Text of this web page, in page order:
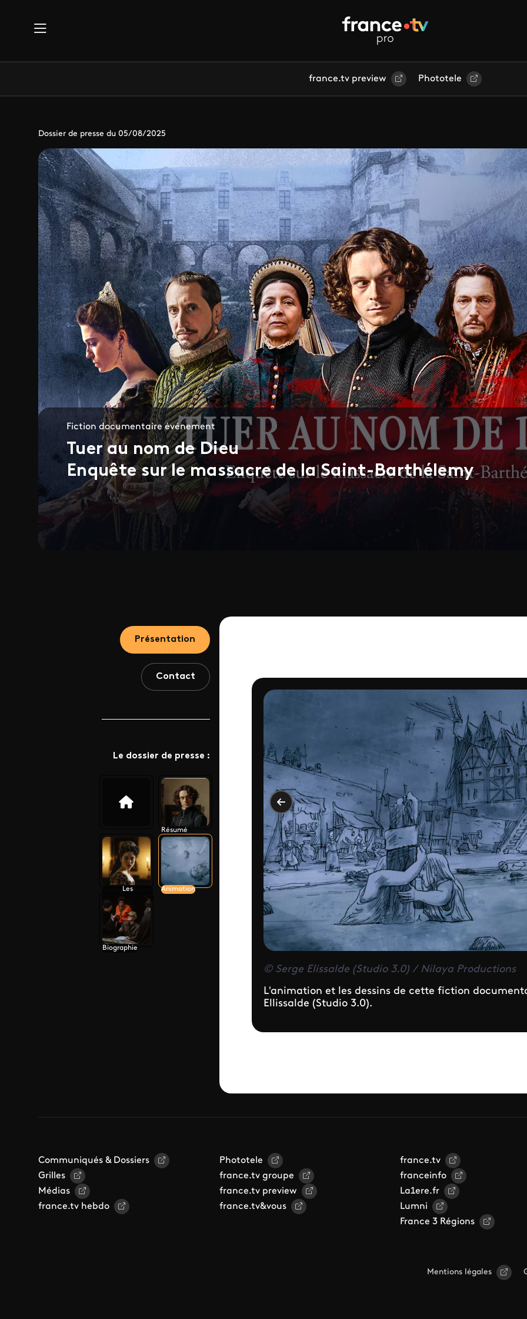
france.tv preview Phototele
Dossier de presse du 05/08/2025
Fiction documentaire événement
Tuer au nom de Dieu
Enquête sur le massacre de la Saint-Barthélemy
Présentation
Contact
Le dossier de presse :
Résumé
Les
personnages
Animation
Biographie
© Serge Elissalde (Studio 3.0) / Nilaya Productions
L'animation et les dessins de cette fiction
Ellissalde (Studio 3.0).
Communiqués & Dossiers
Grilles
Médias
france.tv hebdo
Phototele
france.tv groupe
france.tv preview
france.tv&vous
france.tv
franceinfo
La1ere.fr
Lumni
France 3 Régions
Mentions légales